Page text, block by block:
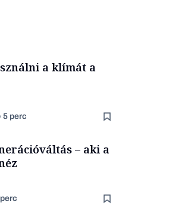
a klímát a
5 perc
– aki a